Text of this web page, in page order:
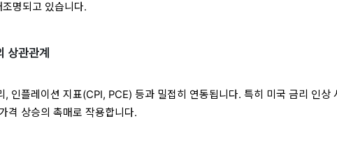
명되고 있습니다.
상관관계
, 인플레이션 지표(CPI, PCE) 등과 밀접히 연동됩니다. 특히 미국 금리 인상
격 상승의 촉매로 작용합니다.